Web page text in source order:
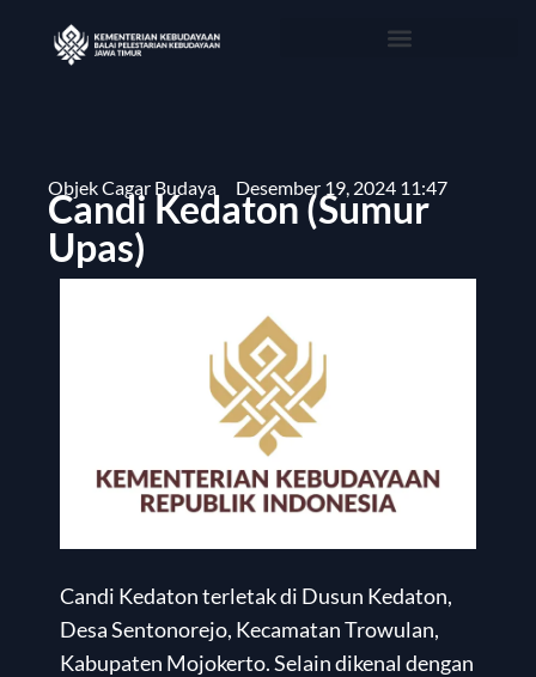
Objek Cagar Budaya Desember 19, 2024 11:47
Candi Kedaton (Sumur
Upas)
Candi Kedaton terletak di Dusun Kedaton,
Desa Sentonorejo, Kecamatan Trowulan,
Kabupaten Mojokerto. Selain dikenal dengan